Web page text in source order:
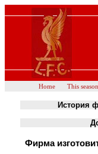
Home This season
История
Фирма